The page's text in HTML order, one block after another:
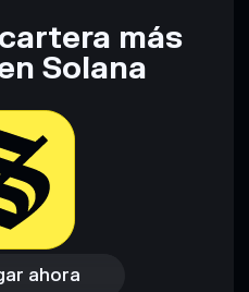
más
Solana
ahora
ahora
la billetera